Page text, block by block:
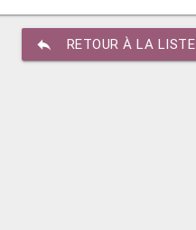
reply RETOUR À LA LISTE